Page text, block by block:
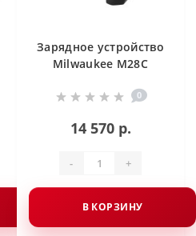
Зарядное устройство
Milwaukee M28C
0
14 570 р.
- +
В КОРЗИНУ